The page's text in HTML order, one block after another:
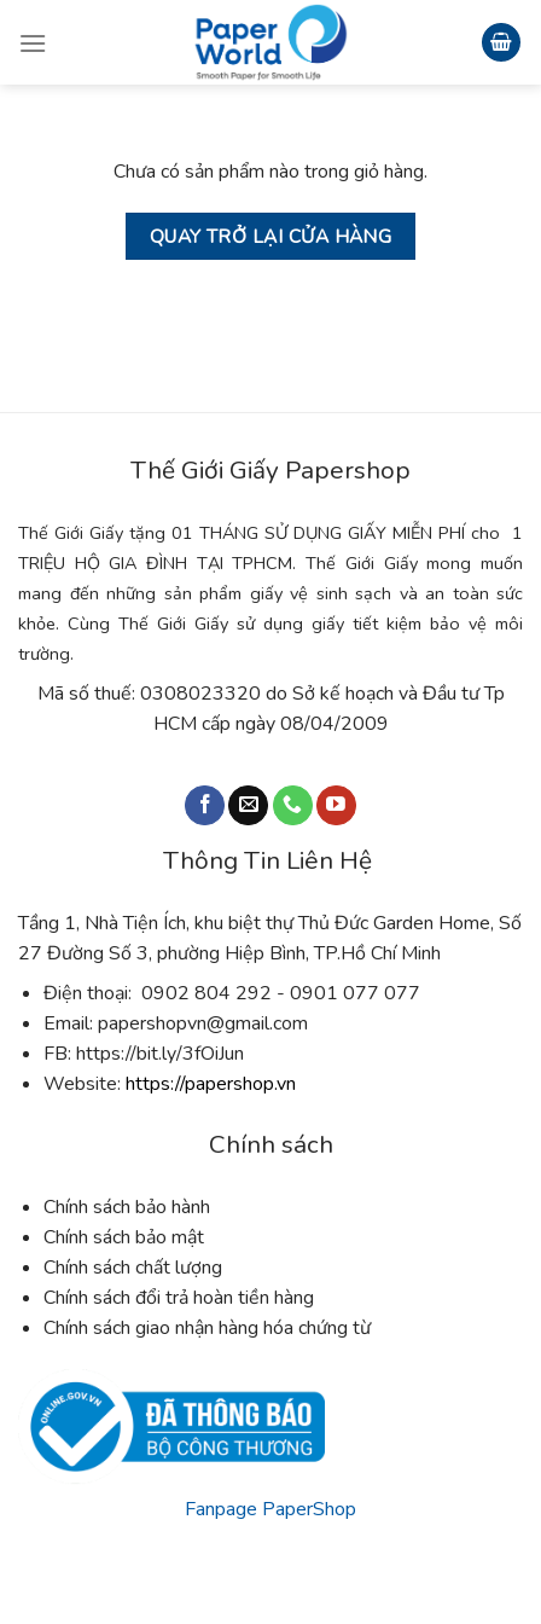
Chưa có sản phẩm nào trong giỏ hàng.
QUAY TRỞ LẠI CỬA HÀNG
Thế Giới Giấy Papershop
Thế Giới Giấy tặng 01 THÁNG SỬ DỤNG GIẤY MIỄN PHÍ cho 1
TRIỆU HỘ GIA ĐÌNH TẠI TPHCM. Thế Giới Giấy mong muốn
mang đến những sản phẩm giấy vệ sinh sạch và an toàn sức
khỏe. Cùng Thế Giới Giấy sử dụng giấy tiết kiệm bảo vệ môi
trường.
Mã số thuế: 0308023320 do Sở kế hoạch và Đầu tư Tp
HCM cấp ngày 08/04/2009
Thông Tin Liên Hệ
Tầng 1, Nhà Tiện Ích, khu biệt thự Thủ Đức Garden Home, Số
27 Đường Số 3, phường Hiệp Bình, TP.Hồ Chí Minh
Điện thoại: 0902 804 292 - 0901 077 077
Email: papershopvn@gmail.com
FB: https://bit.ly/3fOiJun
Website: https://papershop.vn
Chính sách
Chính sách bảo hành
Chính sách bảo mật
Chính sách chất lượng
Chính sách đổi trả hoàn tiền hàng
Chính sách giao nhận hàng hóa chứng từ
Fanpage PaperShop